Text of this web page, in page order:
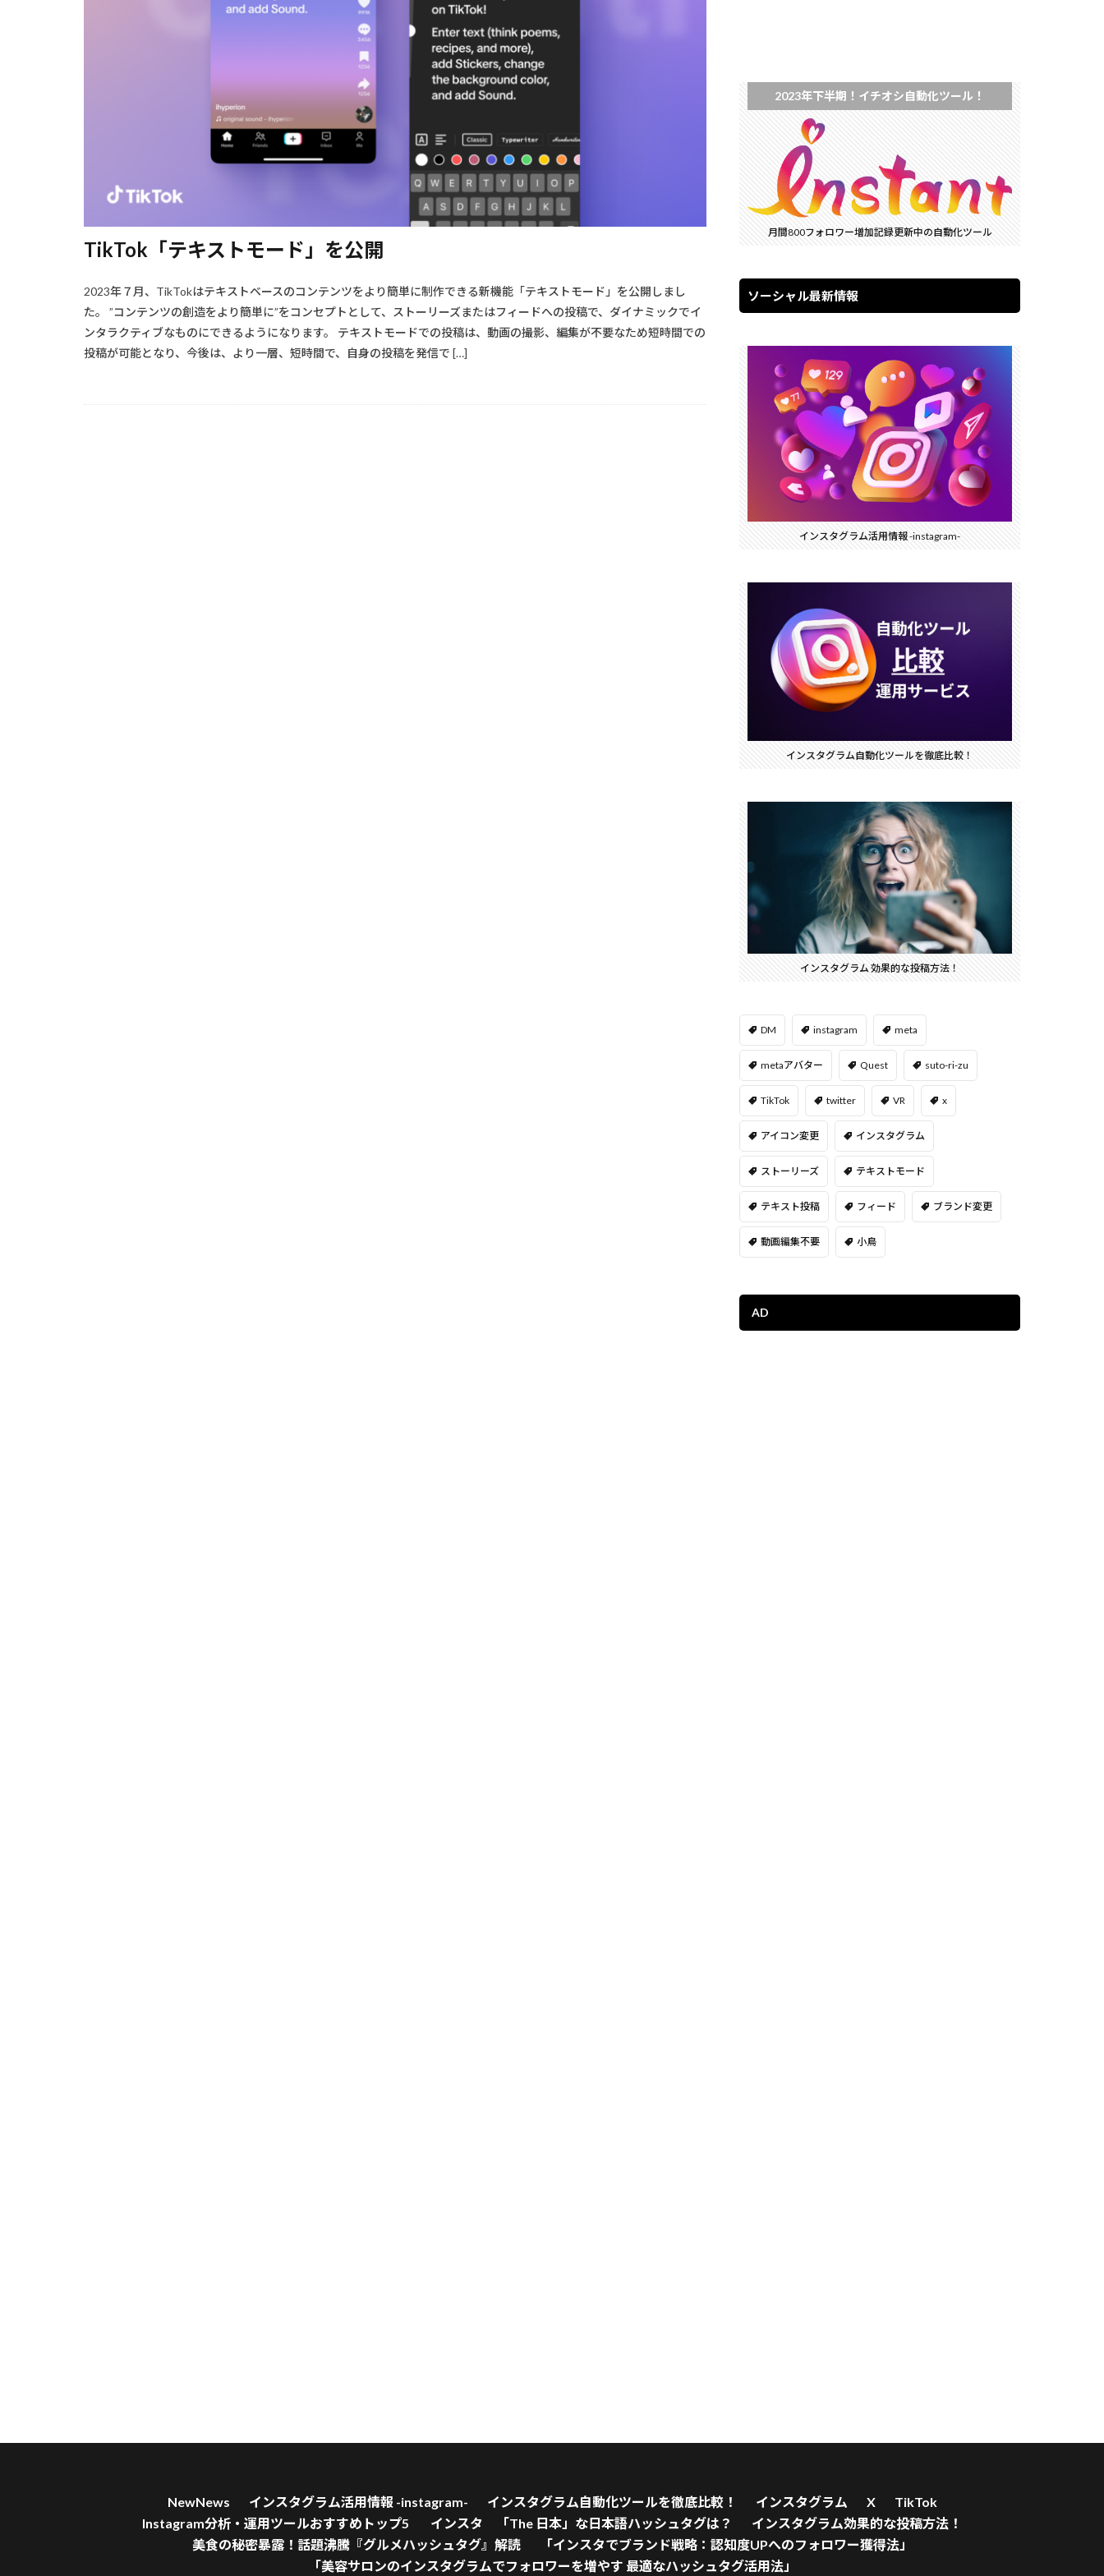
TikTok「テキストモード」を公開
2023年７月、TikTokはテキストベースのコンテンツをより簡単に制作できる新機能「テキストモード」を公開しまし
た。 ”コンテンツの創造をより簡単に”をコンセプトとして、ストーリーズまたはフィードへの投稿で、ダイナミックでイ
ンタラクティブなものにできるようになります。 テキストモードでの投稿は、動画の撮影、編集が不要なため短時間での
投稿が可能となり、今後は、より一層、短時間で、自身の投稿を発信で […]
2023年下半期！イチオシ自動化ツール！
月間800フォロワー増加記録更新中の自動化ツール
ソーシャル最新情報
インスタグラム活用情報 -instagram-
インスタグラム自動化ツールを徹底比較！
インスタグラム 効果的な投稿方法！
DM instagram meta
metaアバター Quest suto-ri-zu
TikTok twitter VR x
アイコン変更 インスタグラム
ストーリーズ テキストモード
テキスト投稿 フィード ブランド変更
動画編集不要 小鳥
AD
NewNews インスタグラム活用情報 -instagram- インスタグラム自動化ツールを徹底比較！ インスタグラム X
TikTok
Instagram分析・運用ツールおすすめトップ5
インスタ 「The 日本」な日本語ハッシュタグは？
インスタグラム効果的な投稿方法！
美食の秘密暴露！話題沸騰『グルメハッシュタグ』解読
「インスタでブランド戦略：認知度UPへのフォロワー獲得法」
「美容サロンのインスタグラムでフォロワーを増やす 最適なハッシュタグ活用法」